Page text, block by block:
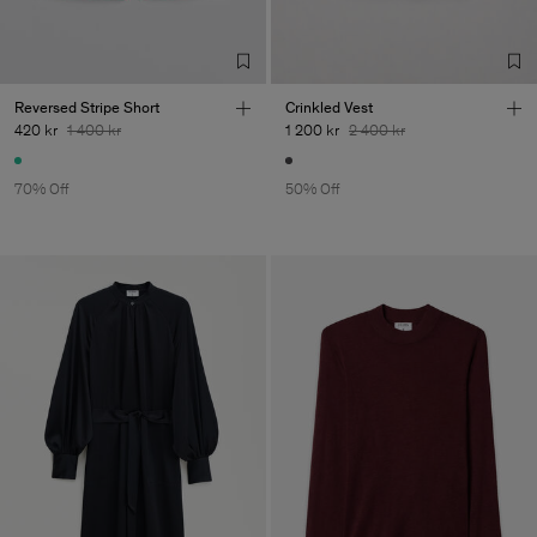
Reversed Stripe Short
420 kr 1 400 kr
70% Off
Crinkled Vest
1 200 kr 2 400 kr
50% Off